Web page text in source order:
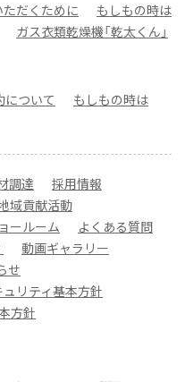
だくために
もしもの時は
ガス衣類乾燥機「乾太くん」
について
もしもの時は
調達
採用情報
域貢献活動
ールーム
よくある質問
動画ギャラリー
せ
リティ基本方針
方針